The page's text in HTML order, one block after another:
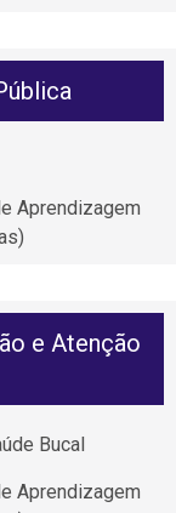
Aprendizagem
e Atenção
Bucal
Aprendizagem